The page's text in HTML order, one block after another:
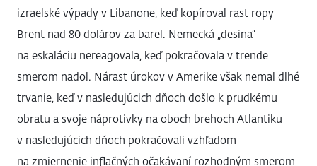
izraelské výpady v Libanone, keď kopíroval rast ropy
Brent nad 80 dolárov za barel. Nemecká „desina“
na eskaláciu nereagovala, keď pokračovala v trende
smerom nadol. Nárast úrokov v Amerike však nemal dlhé
trvanie, keď v nasledujúcich dňoch došlo k prudkému
obratu a svoje náprotivky na oboch brehoch Atlantiku
v nasledujúcich dňoch pokračovali vzhľadom
na zmiernenie inflačných očakávaní rozhodným smerom